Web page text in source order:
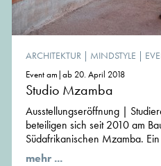
ARCHITEKTUR | MINDSTYLE |
Event am|ab 20. April 2018
Studio Mzamba
Ausstellungseröffnung |
beteiligen sich seit 2010 am
Südafrikanischen Mzamba.
mehr ...